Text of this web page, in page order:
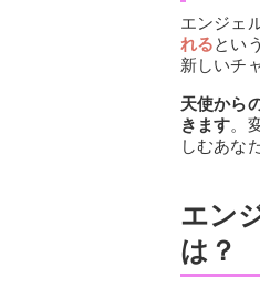
エンジェ
れるとい
新しいチ
天使から
きます。
しむあな
エン
は？